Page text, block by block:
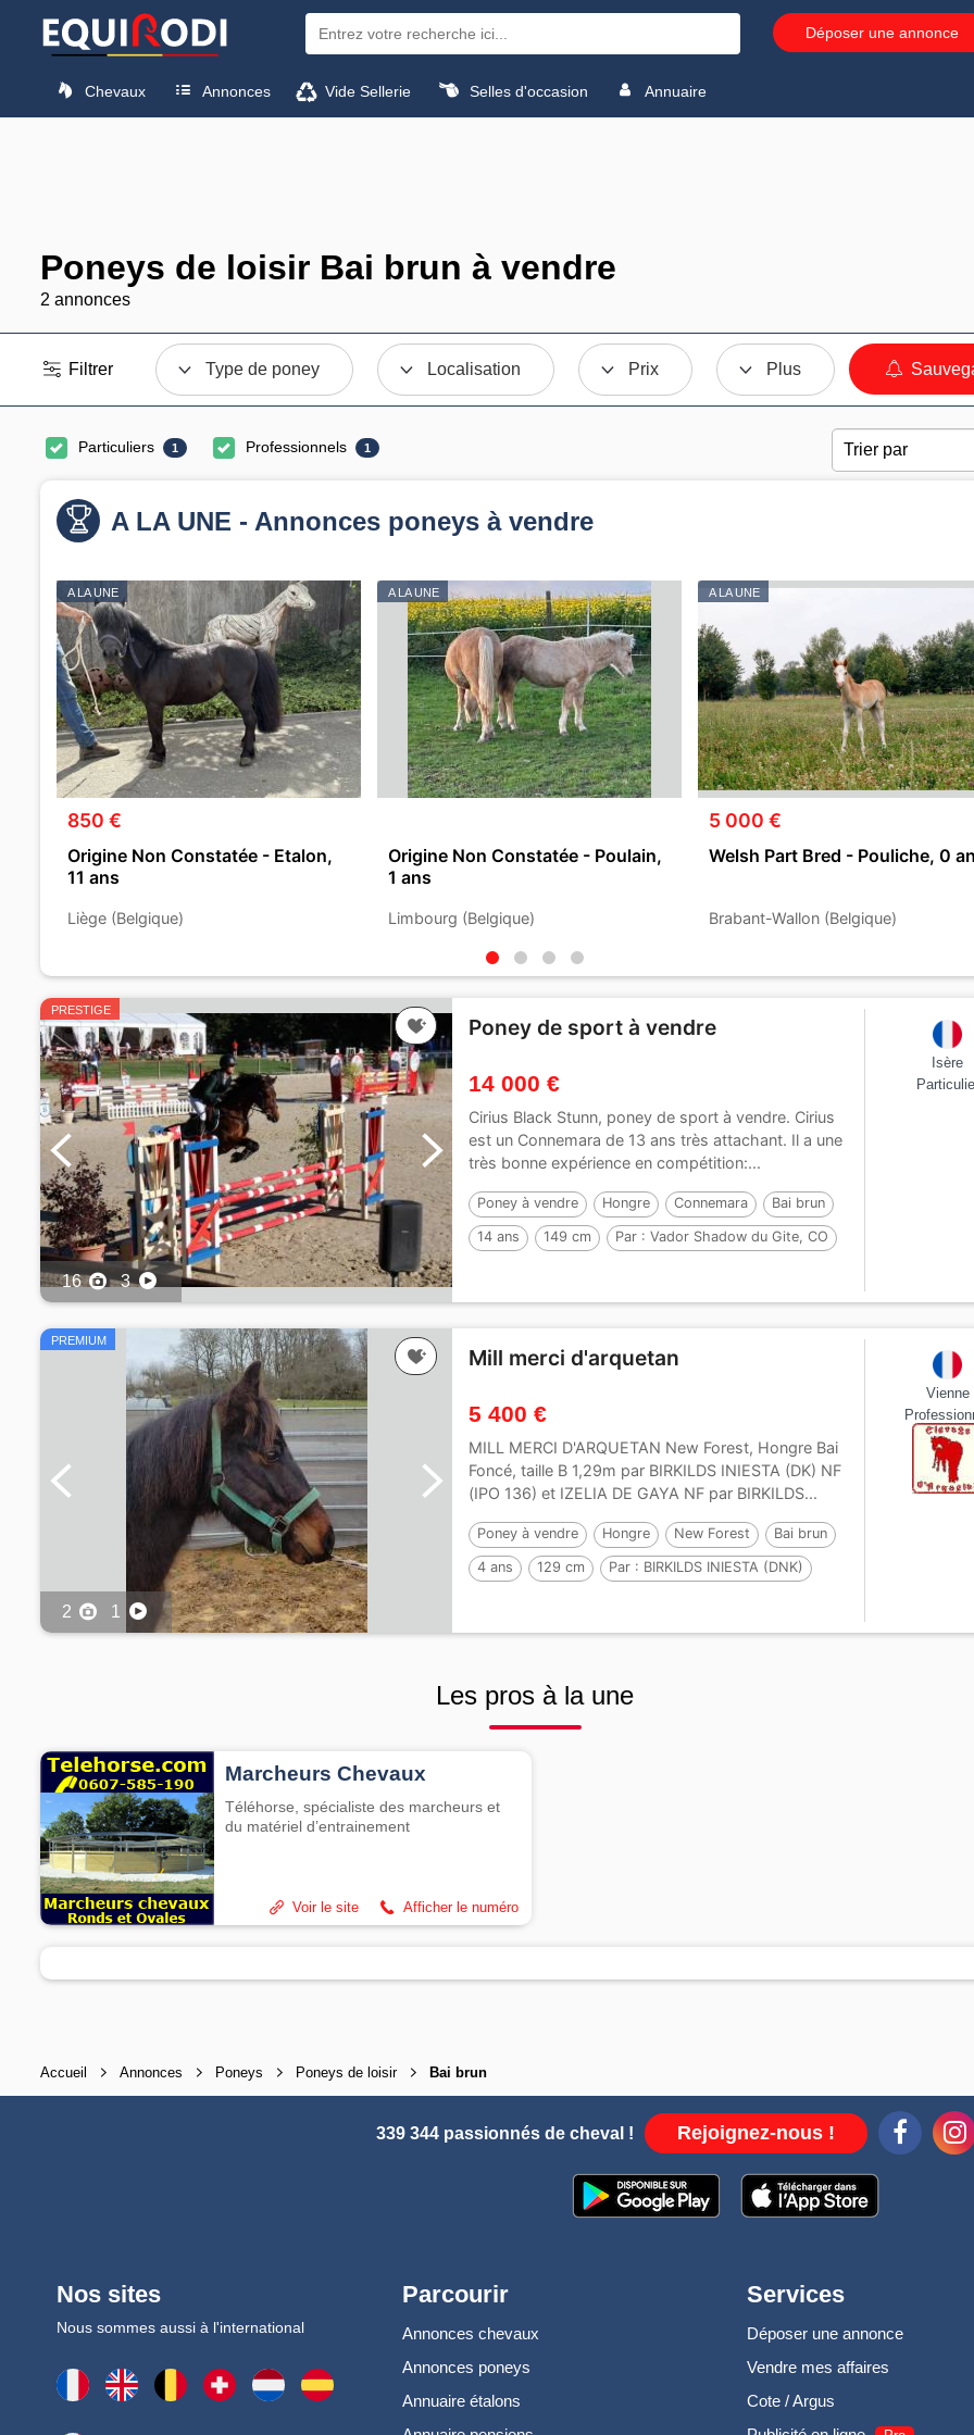
Déposer une annonce
Chevaux Annonces Vide Sellerie Selles d'occasion Annuaire
Poneys de loisir Bai brun à vendre
2 annonces
Filtrer Type de poney Localisation Prix Plus
Particuliers 1 Professionnels 1
A LA UNE - Annonces poneys à vendre
A LA UNE
850 €
Origine Non Constatée - Etalon,
11 ans
Liège (Belgique)
A LA UNE
Origine Non Constatée - Poulain,
1 ans
Limbourg (Belgique)
A LA UNE
5 000 €
Welsh Part Bred - Pouliche, 0
Brabant-Wallon (Belgique)
PRESTIGE
16 3
Poney de sport à vendre
14 000 €
Cirius Black Stunn, poney de sport à vendre. Cirius
est un Connemara de 13 ans très attachant. Il a une
très bonne expérience en compétition:...
Poney à vendre Hongre Connemara Bai brun
14 ans 149 cm Par :Vador Shadow du Gite, CO
Isère
PREMIUM
2 1
Mill merci d'arquetan
5 400 €
MILL MERCI D'ARQUETAN New Forest, Hongre Bai
Foncé, taille B 1,29m par BIRKILDS INIESTA (DK) NF
(IPO 136) et IZELIA DE GAYA NF par BIRKILDS...
Poney à vendre Hongre New Forest Bai brun
4 ans 129 cm Par : BIRKILDS INIESTA (DNK)
Vienne
Les pros à la une
Marcheurs Chevaux
Téléhorse, spécialiste des marcheurs et
du matériel d’entrainement
Afficher le numéro
Voir le site
Accueil Annonces Poneys Poneys de loisir Bai brun
339 344 passionnés de cheval ! Rejoignez-nous !
Nos sites
Nous sommes aussi à l'international
Parcourir
Annonces chevaux
Annonces poneys
Annuaire étalons
Services
Déposer une annonce
Vendre mes affaires
Cote / Argus